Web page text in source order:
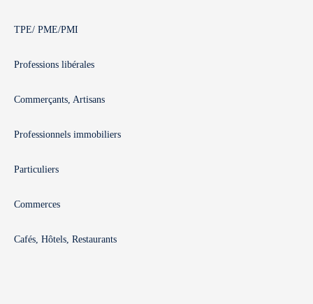
TPE/ PME/PMI
Professions libérales
Commerçants, Artisans
Professionnels immobiliers
Particuliers
Commerces
Cafés, Hôtels, Restaurants